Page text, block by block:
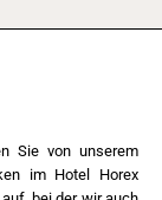
Sie von unserem
im Hotel Horex